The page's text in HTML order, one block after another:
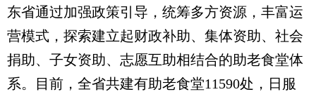
东省通过加强政策引导，统筹多方资源，丰富运
营模式，探索建立起财政补助、集体资助、社会
捐助、子女资助、志愿互助相结合的助老食堂体
系。目前，全省共建有助老食堂11590处，日服